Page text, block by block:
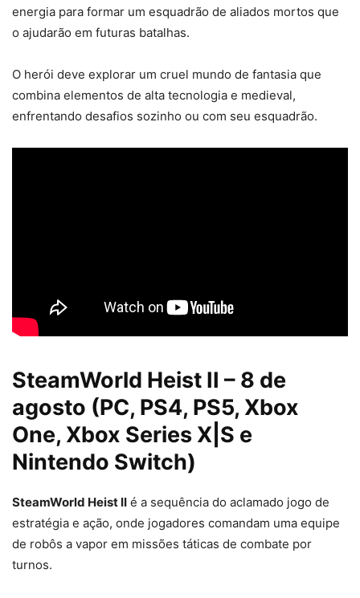
energia para formar um esquadrão de aliados mortos que
o ajudarão em futuras batalhas.
O herói deve explorar um cruel mundo de fantasia que
combina elementos de alta tecnologia e medieval,
enfrentando desafios sozinho ou com seu esquadrão.
SteamWorld Heist II – 8 de
agosto (PC, PS4, PS5, Xbox
One, Xbox Series X|S e
Nintendo Switch)
SteamWorld Heist II é a sequência do aclamado jogo de
estratégia e ação, onde jogadores comandam uma equipe
de robôs a vapor em missões táticas de combate por
turnos.